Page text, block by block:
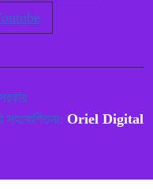
সহযোগিতায়: Oriel Digital